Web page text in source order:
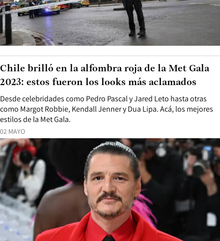
02 MAYO
Desde celebridades como Pedro Pascal y Jared Leto hasta otras
como Margot Robbie, Kendall Jenner y Dua Lipa. Acá, los mejores
estilos de la Met Gala.
Chile brilló en la alfombra roja de la Met Gala
2023: estos fueron los looks más aclamados